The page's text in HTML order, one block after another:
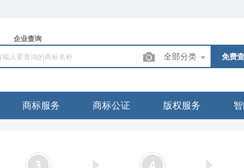
企业查询
全部分类 免费
商标服务 商标公证 版权服务